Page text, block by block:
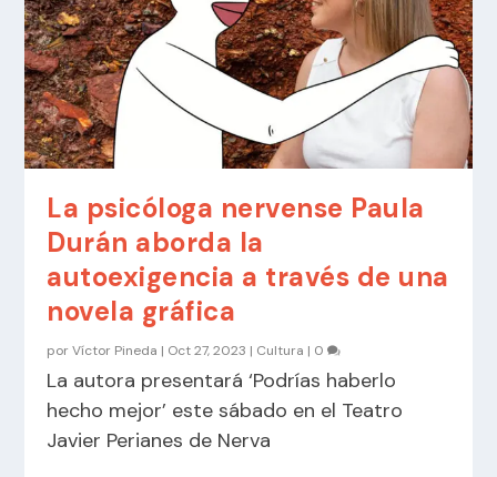
La psicóloga nervense Paula
Durán aborda la
autoexigencia a través de una
novela gráfica
porVíctor Pineda | Oct 27, 2023 | Cultura | 0
La autora presentará ‘Podrías haberlo
hecho mejor’ este sábado en el Teatro
Javier Perianes de Nerva